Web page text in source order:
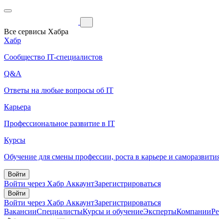
Все сервисы Хабра
Хабр
Сообщество IT-специалистов
Q&A
Ответы на любые вопросы об IT
Карьера
Профессиональное развитие в IT
Курсы
Обучение для смены профессии, роста в карьере и
Войти
Войти через Хабр АккаунтЗарегистрироваться
Войти
Войти через Хабр АккаунтЗарегистрироваться
ВакансииСпециалистыКурсы и обучениеЭкспертыКомпании